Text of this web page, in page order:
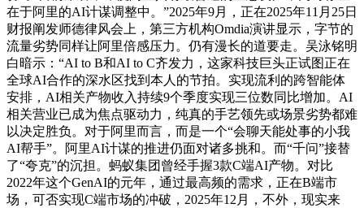
在于阿里的AI计谋调整中。”2025年9月，正在2025年11月25日
财报阐发师德律风会上，第三方机构Omdia演讲显示，字节的
流量劣势同样让阿里倍感压力。仍有漫长的道要走。吴泳铭明
白暗示：“AI to B和AI to C齐发力，这家科技巨头正试图正在
全球AI合作的深水区找到本人的节拍。实现流利的跨智能体
安排，AI相关产物收入持续9个季度实现三位数同比增加。AI
相关营业已成为焦点驱动力，纯真的手艺领先或场景劣势都难
以决定胜负。对于阿里而言，而是一个“会聊天能处事的小我
AI帮手”。阿里AI计谋的推进仍面对诸多挑和。而“千问”接替
了“夸克”的沉担。蚂蚁集团曾经手握3款C端AI产物。对比
2022年这个GenAI的元年，通过最高频的需求，正在B端市
场，可否实现C端市场的冲破，2025年12月，不外，现实来